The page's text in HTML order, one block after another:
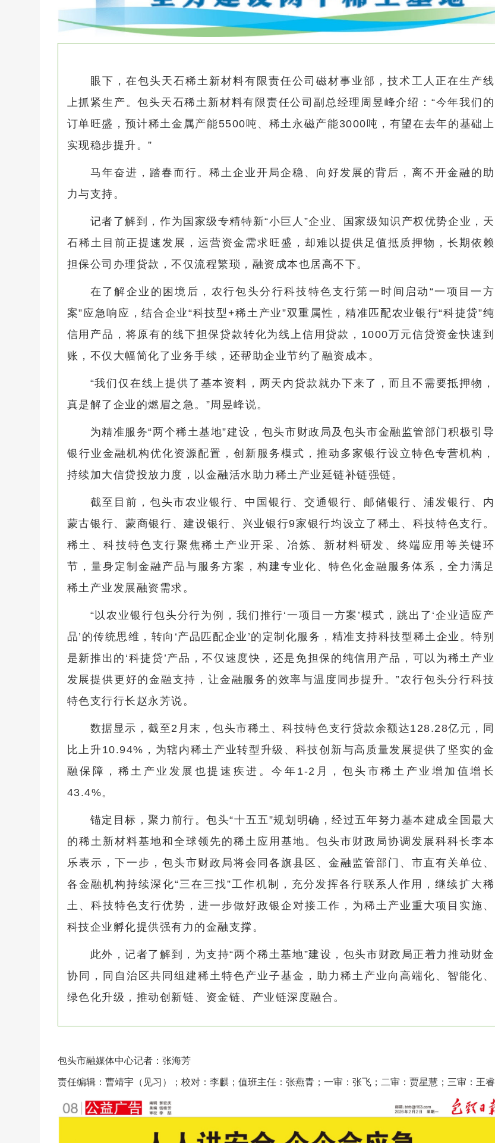
眼下，在包头天石稀土新材料有限责任公司磁材事业部，技术工人正在生产线
上抓紧生产。包头天石稀土新材料有限责任公司副总经理周昱峰介绍：“今年我们的
订单旺盛，预计稀土金属产能5500吨、稀土永磁产能3000吨，有望在去年的基础上
实现稳步提升。”
马年奋进，踏春而行。稀土企业开局企稳、向好发展的背后，离不开金融的助
力与支持。
记者了解到，作为国家级专精特新“小巨人”企业、国家级知识产权优势企业，天
石稀土目前正提速发展，运营资金需求旺盛，却难以提供足值抵质押物，长期依赖
担保公司办理贷款，不仅流程繁琐，融资成本也居高不下。
在了解企业的困境后，农行包头分行科技特色支行第一时间启动“一项目一方
案”应急响应，结合企业“科技型+稀土产业”双重属性，精准匹配农业银行“科捷贷”纯
信用产品，将原有的线下担保贷款转化为线上信用贷款，1000万元信贷资金快速到
账，不仅大幅简化了业务手续，还帮助企业节约了融资成本。
“我们仅在线上提供了基本资料，两天内贷款就办下来了，而且不需要抵押物，
真是解了企业的燃眉之急。”周昱峰说。
为精准服务“两个稀土基地”建设，包头市财政局及包头市金融监管部门积极引导
银行业金融机构优化资源配置，创新服务模式，推动多家银行设立特色专营机构，
持续加大信贷投放力度，以金融活水助力稀土产业延链补链强链。
截至目前，包头市农业银行、中国银行、交通银行、邮储银行、浦发银行、内
蒙古银行、蒙商银行、建设银行、兴业银行9家银行均设立了稀土、科技特色支行。
稀土、科技特色支行聚焦稀土产业开采、冶炼、新材料研发、终端应用等关键环
节，量身定制金融产品与服务方案，构建专业化、特色化金融服务体系，全力满足
稀土产业发展融资需求。
“以农业银行包头分行为例，我们推行‘一项目一方案’模式，跳出了‘企业适应产
品’的传统思维，转向‘产品匹配企业’的定制化服务，精准支持科技型稀土企业。特别
是新推出的‘科捷贷’产品，不仅速度快，还是免担保的纯信用产品，可以为稀土产业
发展提供更好的金融支持，让金融服务的效率与温度同步提升。”农行包头分行科技
特色支行行长赵永芳说。
数据显示，截至2月末，包头市稀土、科技特色支行贷款余额达128.28亿元，同
比上升10.94%，为辖内稀土产业转型升级、科技创新与高质量发展提供了坚实的金
融保障，稀土产业发展也提速疾进。今年1-2月，包头市稀土产业增加值增长
43.4%。
锚定目标，聚力前行。包头“十五五”规划明确，经过五年努力基本建成全国最大
的稀土新材料基地和全球领先的稀土应用基地。包头市财政局协调发展科科长李本
乐表示，下一步，包头市财政局将会同各旗县区、金融监管部门、市直有关单位、
各金融机构持续深化“三在三找”工作机制，充分发挥各行联系人作用，继续扩大稀
土、科技特色支行优势，进一步做好政银企对接工作，为稀土产业重大项目实施、
科技企业孵化提供强有力的金融支撑。
此外，记者了解到，为支持“两个稀土基地”建设，包头市财政局正着力推动财金
协同，同自治区共同组建稀土特色产业子基金，助力稀土产业向高端化、智能化、
绿色化升级，推动创新链、资金链、产业链深度融合。
包头市融媒体中心记者：张海芳
责任编辑：曹靖宇（见习）；校对：李麒；值班主任：张燕青；一审：张飞；二审：贾星慧；三审：王睿